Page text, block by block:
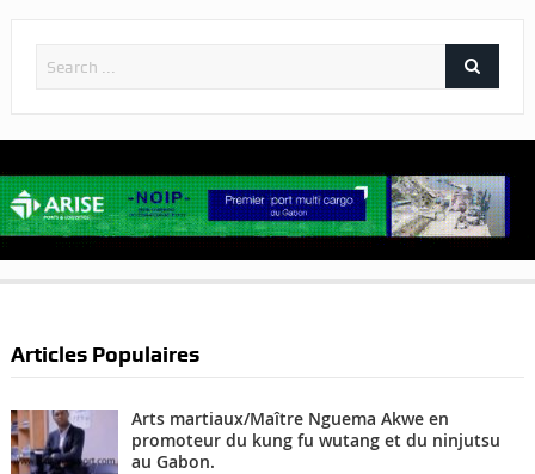
Articles Populaires
Arts martiaux/Maître Nguema Akwe en
promoteur du kung fu wutang et du ninjutsu
au Gabon.